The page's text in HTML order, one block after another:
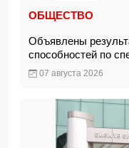
ОБЩЕСТВО
Объявлены
способностей по
07 августа 2026